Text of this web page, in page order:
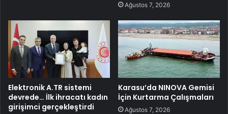
Ağustos 7, 2026
Elektronik A.TR sistemi
devrede… İlk ihracatı kadın
girişimci gerçekleştirdi
Karasu’da NINOVA Gemisi
İçin Kurtarma Çalışmaları
Ağustos 7, 2026